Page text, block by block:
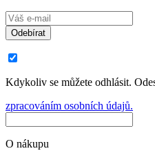
Odebírat
Kdykoliv se můžete odhlásit.
zpracováním osobních údajů.
O nákupu